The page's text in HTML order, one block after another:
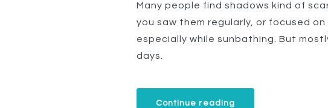
Many people find shadows kind of
you saw them regularly, or focused
especially while sunbathing. But
days.
Continue reading“Explore